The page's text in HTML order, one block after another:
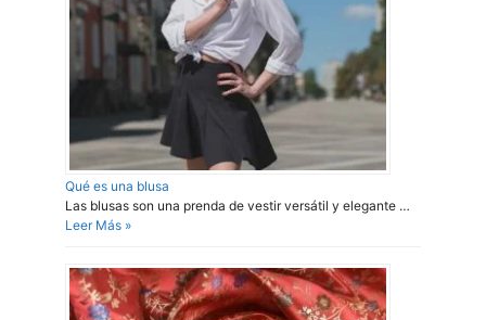
Qué es una blusa
Las blusas son una prenda de vestir versátil y elegante …
Leer Más »